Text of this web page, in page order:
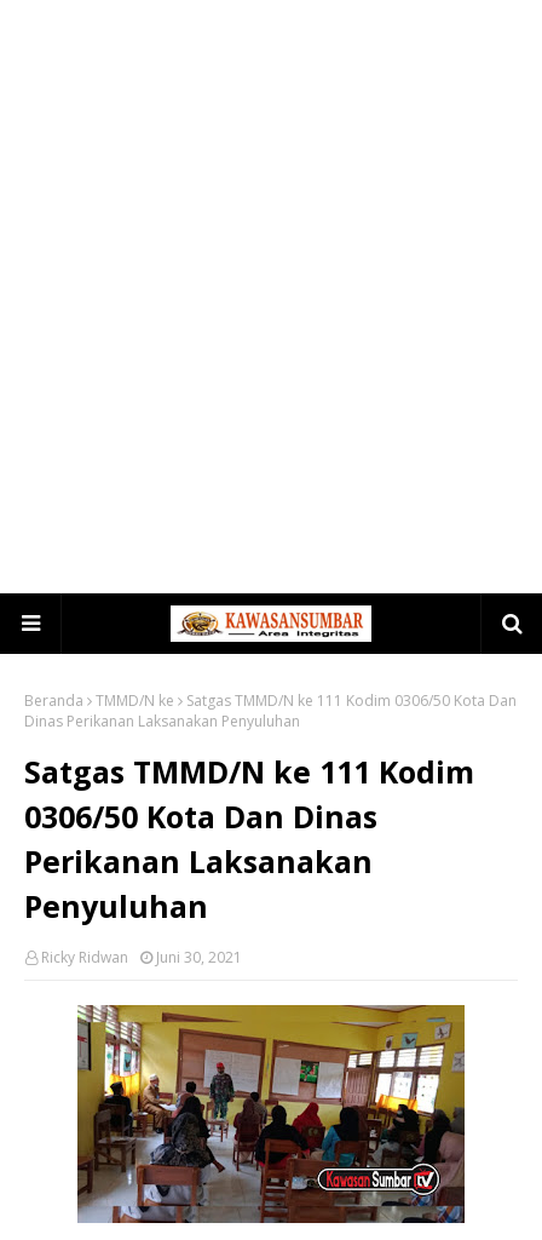
Beranda TMMD/N ke
Satgas TMMD/N ke 111 Kodim 0306/50 Kota Dan
Dinas Perikanan Laksanakan Penyuluhan
Satgas TMMD/N ke 111 Kodim
0306/50 Kota Dan Dinas
Perikanan Laksanakan
Penyuluhan
Ricky Ridwan Juni 30, 2021